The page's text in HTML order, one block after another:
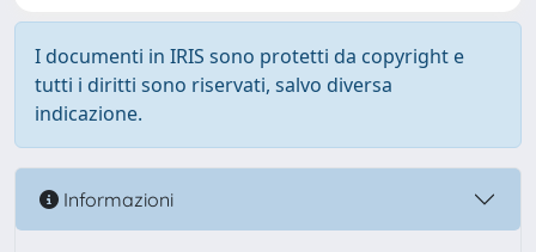
I documenti in IRIS sono protetti da copyright e
tutti i diritti sono riservati, salvo diversa
indicazione.
Informazioni